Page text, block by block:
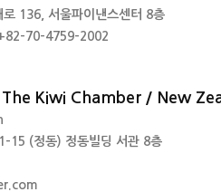
136, 서울파이낸스센터 8층
70-4759-2002
The Kiwi Chamber / New
15 (정동) 정동빌딩 서관 8층